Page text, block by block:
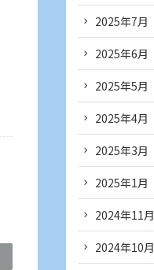
2025年7月
2025年6月
2025年5月
2025年4月
2025年3月
2025年1月
2024年11月
2024年10月